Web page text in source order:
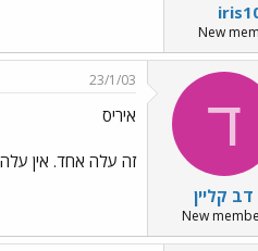
New
ד
דב קליין
New
23/1/03
איריס
זה עלה אחד. אין עלה